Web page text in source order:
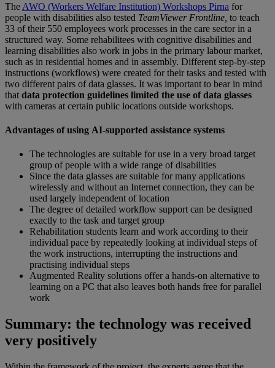
The AWO (Workers Welfare Institution) Workshops Pirna for
people with disabilities also tested TeamViewer Frontline, to teach
33 of their 550 employees work processes in the care sector in a
structured way. Some rehabilitees with cognitive disabilities and
learning disabilities also work in jobs in the primary labour market,
such as in residential homes and in assembly. Different step-by-step
instructions (workflows) were created for their tasks and tested with
two different pairs of data glasses. It was important to bear in mind
that data protection guidelines limited the use of data glasses
with cameras at certain public locations outside workshops.
Advantages of using AI-supported assistance systems
The technologies are suitable for use in a very broad target
group of people with a wide range of disabilities
Since the data glasses are suitable for many applications
wirelessly and without an Internet connection, they can be
used largely independent of location
The degree of detailed workflow support can be designed
exactly to the task and target group
Rehabilitation students learn and work according to their
individual pace by repeatedly looking at individual steps of
the work instructions, interrupting the instructions and
practising individual steps
Augmented Reality solutions offer a hands-on alternative to
learning on a PC that also leaves both hands free for parallel
work
Summary: the technology was received
very positively